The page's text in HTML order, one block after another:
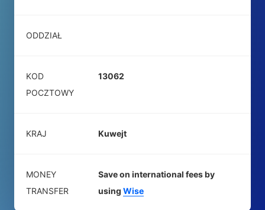
ODDZIAŁ
KOD
POCZTOWY
13062
KRAJ Kuwejt
MONEY
TRANSFER
Save on international fees by
using Wise